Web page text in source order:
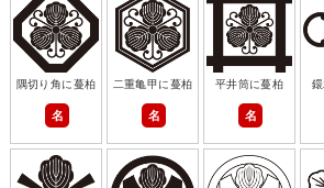
隅切り角に蔓柏
名
二重亀甲に蔓柏
名
平井筒に蔓柏
名